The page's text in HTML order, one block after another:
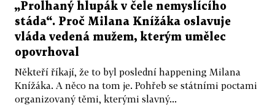
„Prolhaný hlupák v čele nemyslícího
stáda“. Proč Milana Knížáka oslavuje
vláda vedená mužem, kterým umělec
opovrhoval
Někteří říkají, že to byl poslední happening Milana
Knížáka. A něco na tom je. Pohřeb se státními poctami
organizovaný těmi, kterými slavný...